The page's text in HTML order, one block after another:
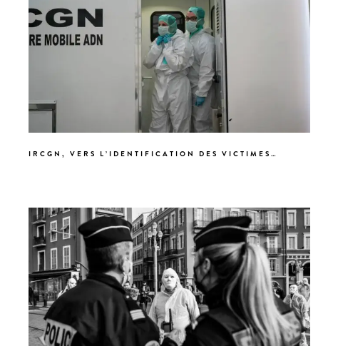
IRCGN, VERS L’IDENTIFICATION DES VICTIMES…